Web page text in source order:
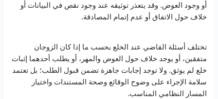
أو وجود العوض. وقد يتعذر توثيقه عند وجود نقص في البيانات أو
خلاف حول الاتفاق أو عدم إتمام المصادقة.
تختلف أسئلة القاضي عند الخلع بحسب ما إذا كان الزوجان
متفقين، أو يوجد خلاف حول العوض والمهر، أو يطلب أحدهما إثبات
خلع لم يوثق. ولا توجد إجابات جاهزة تضمن قبول الطلب؛ بل تعتمد
سلامة الإجراء على وضوح الوقائع وصحة المستندات واختيار
المسار النظامي المناسب.